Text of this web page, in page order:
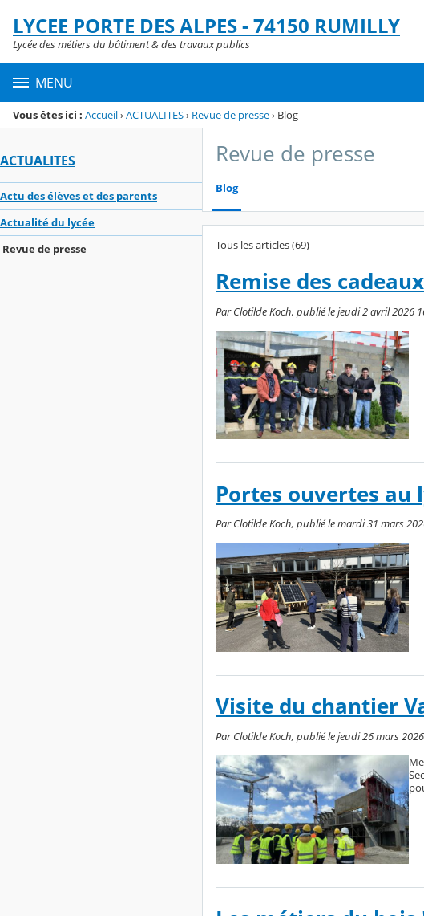
Menu de la rubrique
Contenu
LYCEE PORTE DES ALPES - 74150 RUMILLY
Lycée des métiers du bâtiment & des travaux publics
MENU
Vous êtes ici : Accueil›ACTUALITES› Revue de presse› Blog
ACTUALITES
Actu des élèves et des parents
Actualité du lycée
Revue de presse
Revue de presse
Blog
Tous les articles (69)
Remise des
Par Clotilde Koch, publié le jeudi 2 avril 2026
Portes ouvertes au
Par Clotilde Koch, publié le mardi 31 mars
Visite du chantier
Par Clotilde Koch, publié le jeudi 26 mars